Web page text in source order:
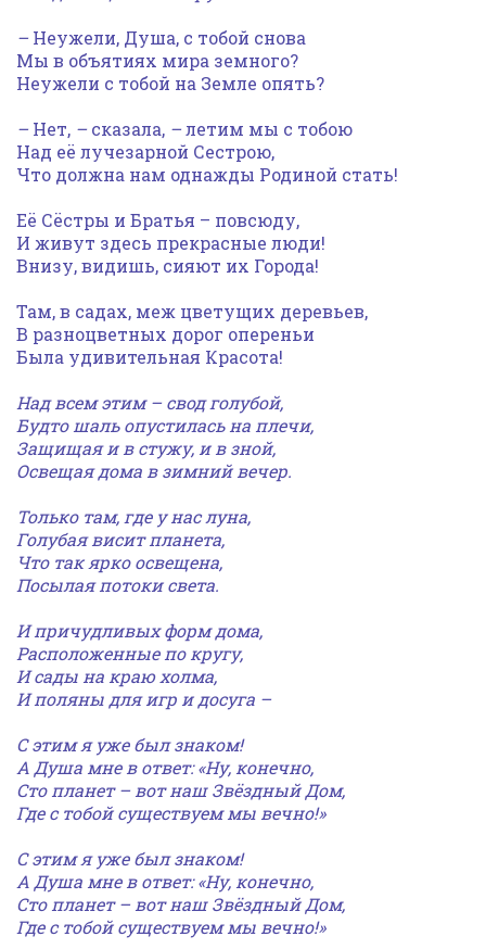
– Неужели, Душа, с тобой снова
Мы в объятиях мира земного?
Неужели с тобой на Земле опять?
– Нет, – сказала, –летим мы с тобою
Над её лучезарной Сестрою,
Что должна нам однажды Родиной стать!
Её Сёстры и Братья – повсюду,
И живут здесь прекрасные люди!
Внизу, видишь, сияют их Города!
Там, в садах, меж цветущих деревьев,
В разноцветных дорог опереньи
Была удивительная Красота!
Над всем этим – свод голубой,
Будто шаль опустилась на плечи,
Защищая и в стужу, и в зной,
Освещая дома в зимний вечер.
Только там, где у нас луна,
Голубая висит планета,
Что так ярко освещена,
Посылая потоки света.
И причудливых форм дома,
Расположенные по кругу,
И сады на краю холма,
И поляны для игр и досуга –
С этим я уже был знаком!
А Душа мне в ответ: «Ну, конечно,
Сто планет – вот наш Звёздный Дом,
Где с тобой существуем мы вечно!»
С этим я уже был знаком!
А Душа мне в ответ: «Ну, конечно,
Сто планет – вот наш Звёздный Дом,
Где с тобой существуем мы вечно!»